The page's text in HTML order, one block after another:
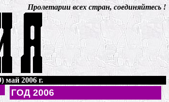
Пролетарии всех стран, соединяйтесь !
май 2006 г.
ГОД 2006